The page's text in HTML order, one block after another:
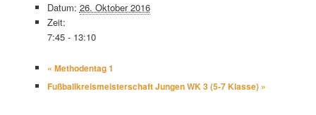
Datum: 26. Oktober 2016
Zeit:
7:45 - 13:10
« Methodentag 1
Fußballkreismeisterschaft Jungen WK 3 (5-7 Klasse) »